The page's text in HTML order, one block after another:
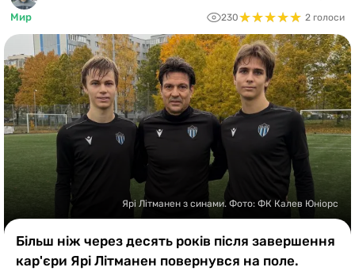
ЛЧ
ЛЕ
ЧЕ-2028
Букмекери
Казино
Мир
230★★★★★
★★★★★ 2 голоси
Ярі Літманен з синами. Фото: ФК Калев Юніорс
Більш ніж через десять років після завершення
кар'єри Ярі Літманен повернувся на поле.